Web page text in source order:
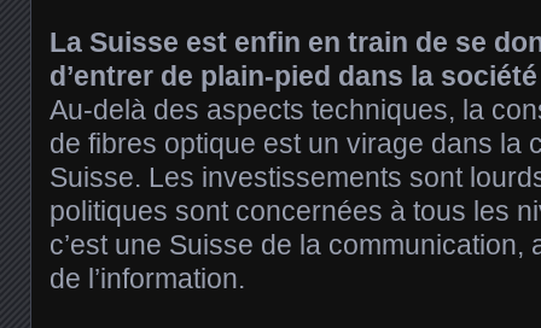
La Suisse est enfin en train de se
d’entrer de plain-pied dans la
Au-delà des aspects techniques, la
de fibres optique est un virage dans la
Suisse. Les investissements sont
politiques sont concernées à tous les
c’est une Suisse de la communication,
de l’information.